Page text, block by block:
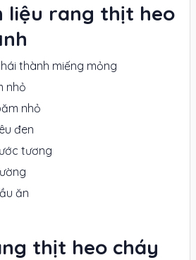
liệu rang thịt heo
thành miếng mỏng
nhỏ
nhỏ
đen
tương
ăn
thịt heo cháy